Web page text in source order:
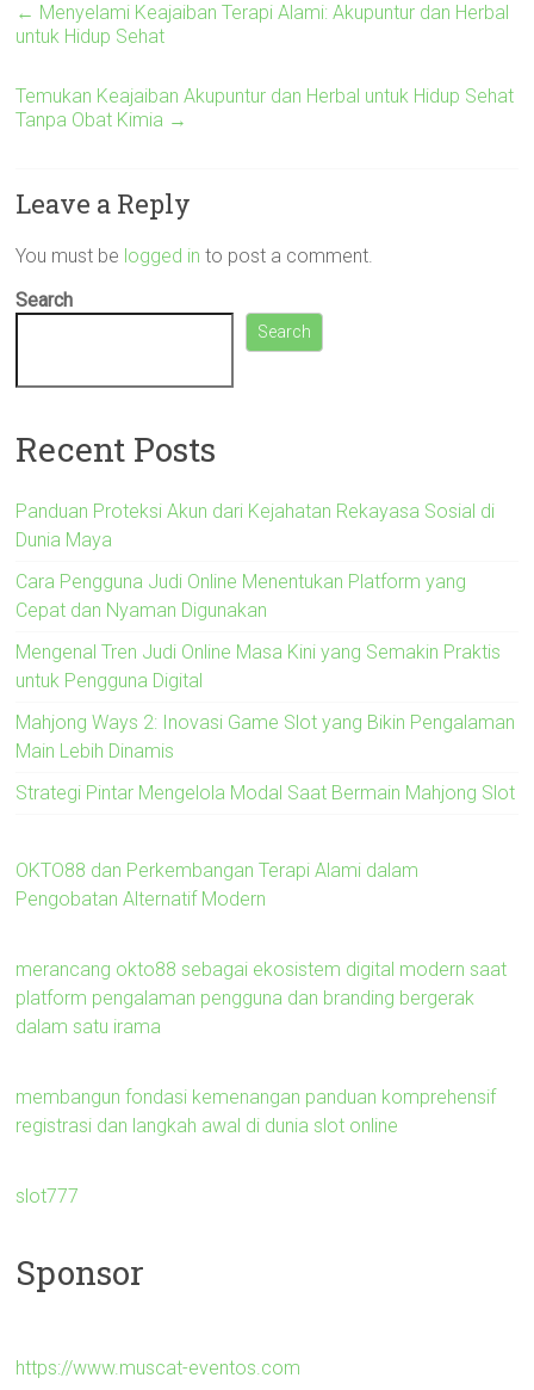
← Menyelami Keajaiban Terapi Alami: Akupuntur dan Herbal
untuk Hidup Sehat
Temukan Keajaiban Akupuntur dan Herbal untuk Hidup Sehat
Tanpa Obat Kimia →
Leave a Reply
You must be logged in to post a comment.
Search
Search
Recent Posts
Panduan Proteksi Akun dari Kejahatan Rekayasa Sosial di
Dunia Maya
Cara Pengguna Judi Online Menentukan Platform yang
Cepat dan Nyaman Digunakan
Mengenal Tren Judi Online Masa Kini yang Semakin Praktis
untuk Pengguna Digital
Mahjong Ways 2: Inovasi Game Slot yang Bikin Pengalaman
Main Lebih Dinamis
Strategi Pintar Mengelola Modal Saat Bermain Mahjong Slot
OKTO88 dan Perkembangan Terapi Alami dalam
Pengobatan Alternatif Modern
merancang okto88 sebagai ekosistem digital modern saat
platform pengalaman pengguna dan branding bergerak
dalam satu irama
membangun fondasi kemenangan panduan komprehensif
registrasi dan langkah awal di dunia slot online
slot777
Sponsor
https://www.muscat-eventos.com